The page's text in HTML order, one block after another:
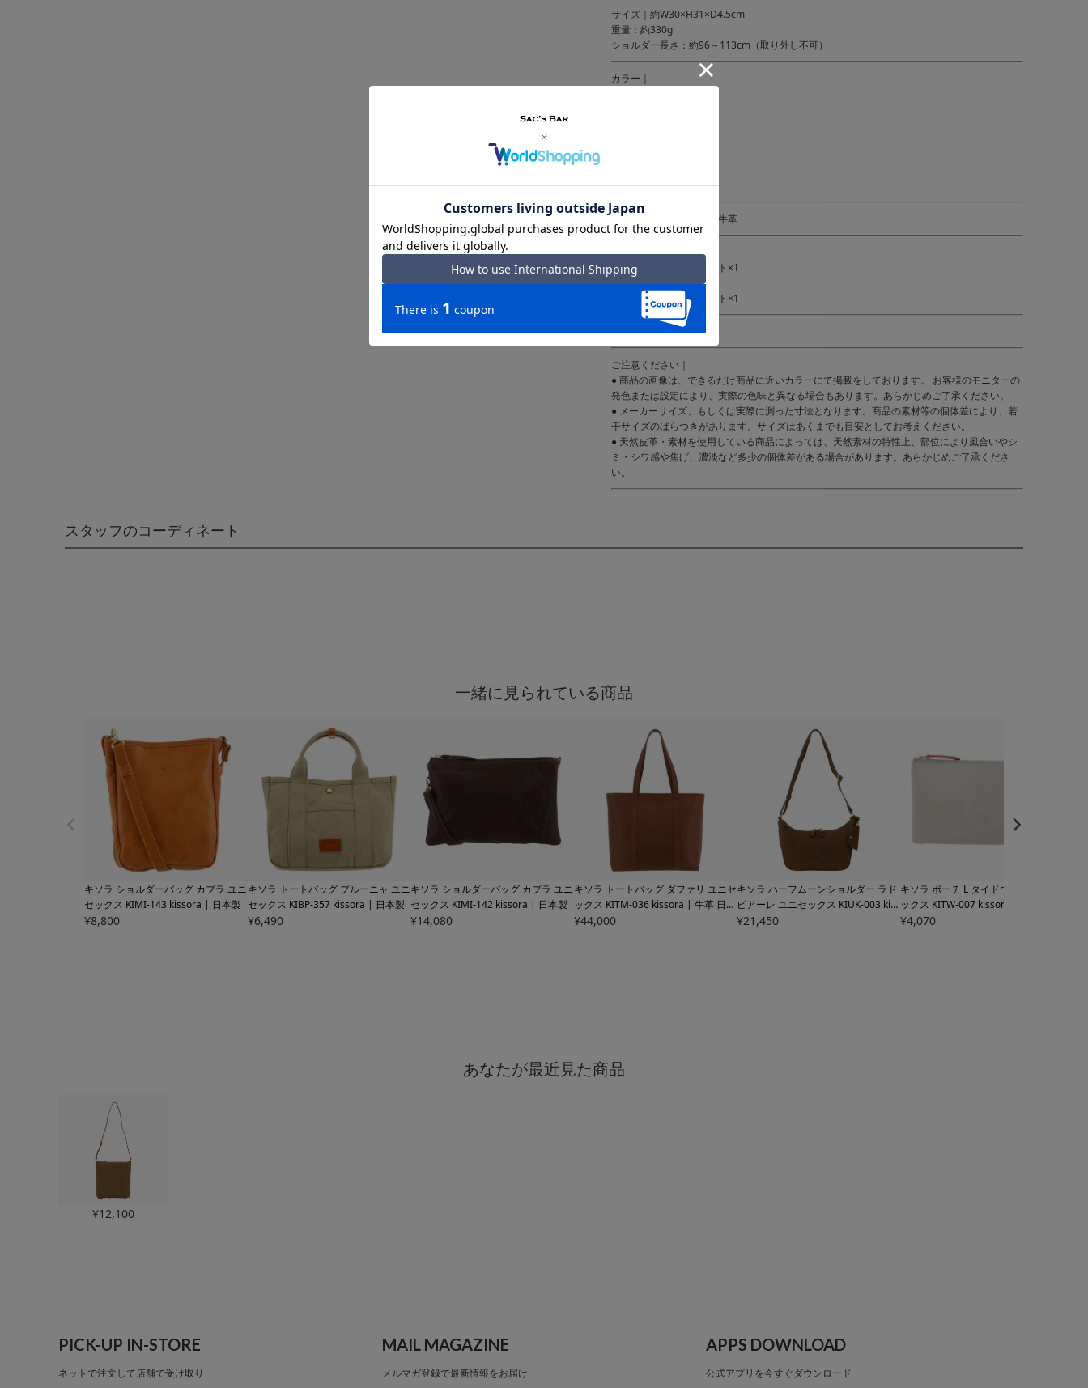
サイズ｜約W30×H31×D4.5cm
重量：約330g
ショルダー長さ：約96～113cm（取り外し不可）
カラー｜
チョコ
素材｜パラフィン帆布・牛革
仕様｜ファスナー式開閉
内側：ファスナーポケット×1
フリーポケット×2
背面：ファスナーポケット×1
備考｜日本製
ご注意ください｜
● 商品の画像は、できるだけ商品に近いカラーにて掲載をしております。 お客様のモニターの
発色または設定により、実際の色味と異なる場合もあります。あらかじめご了承ください。
● メーカーサイズ、もしくは実際に測った寸法となります。商品の素材等の個体差により、若
干サイズのばらつきがあります。サイズはあくまでも目安としてお考えください。
● 天然皮革・素材を使用している商品によっては、天然素材の特性上、部位により風合いやシ
ミ・シワ感や焦げ、濃淡など多少の個体差がある場合があります。あらかじめご了承くださ
い。
スタッフのコーディネート
一緒に見られている商品
キソラ ショルダーバッグ カプラ ユニ
セックス KIMI-143 kissora | 日本製
¥8,800
キソラ トートバッグ プルーニャ ユニ
セックス KIBP-357 kissora | 日本製
¥6,490
キソラ ショルダーバッグ カプラ ユニ
セックス KIMI-142 kissora | 日本製
¥14,080
キソラ トートバッグ ダファリ ユニセ
ックス KITM-036 kissora | 牛革 日本
製
¥44,000
キソラ ハーフムーンショルダー ラド
ピアーレ ユニセックス KIUK-003 kis
sora | ショルダーバッグ 牛革 日本製
¥21,450
キソラ ポーチ L タイドウェイ ユニセ
ックス KITW-007 kissora TIDEWAY |
牛革 日本製
¥4,070
あなたが最近見た商品
¥12,100
PICK-UP IN-STORE
ネットで注文して店舗で受け取り
MAIL MAGAZINE
メルマガ登録で最新情報をお届け
APPS DOWNLOAD
公式アプリを今すぐダウンロード